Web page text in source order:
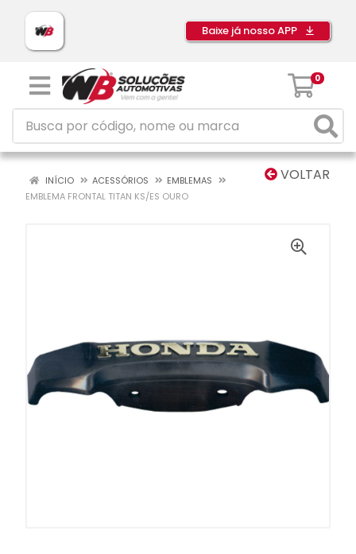
Baixe já nosso APP
0
VOLTAR
INÍCIO ACESSÓRIOS
EMBLEMAS
EMBLEMA FRONTAL TITAN KS/ES OURO